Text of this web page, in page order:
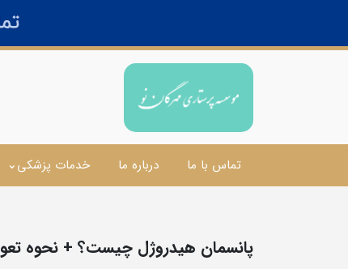
تماس با ما درباره ما خدمات پزشکی
پانسمان هیدروژل چیست؟ + نحوه